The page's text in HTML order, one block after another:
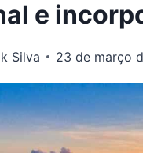
e
Silva 23 de março